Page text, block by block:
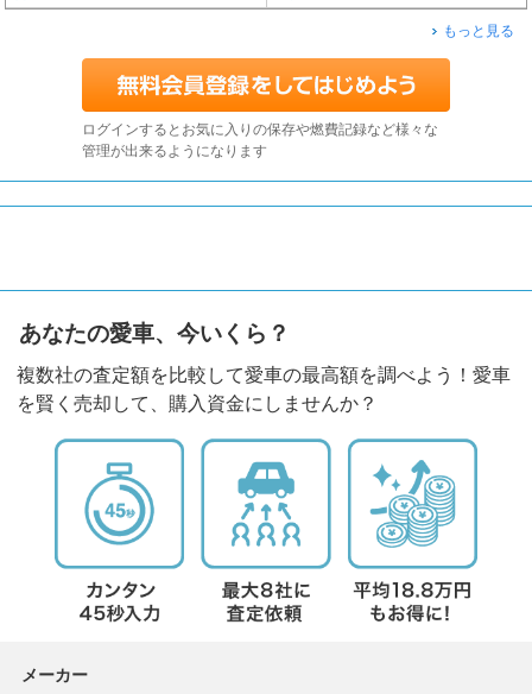
もっと見る
ログインするとお気に入りの保存や燃費記録など様々な
管理が出来るようになります
あなたの愛車、今いくら？
複数社の査定額を比較して愛車の最高額を調べよう！愛車
を賢く売却して、購入資金にしませんか？
メーカー